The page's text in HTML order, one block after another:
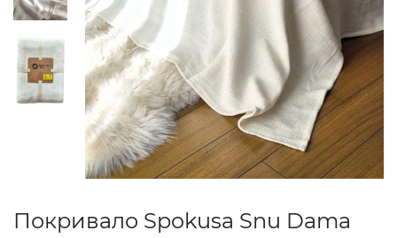
Покривало Spokusa Snu Dama